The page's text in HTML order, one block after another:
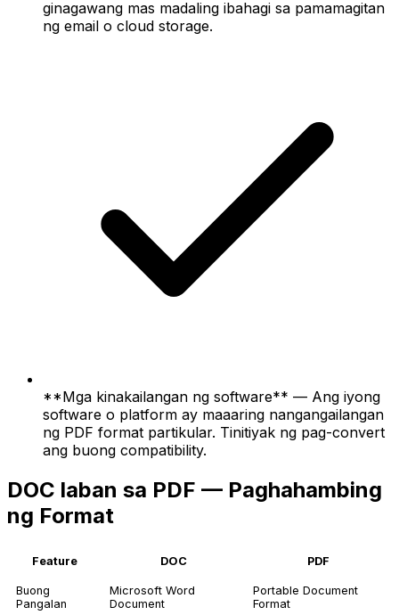
ginagawang mas madaling ibahagi sa pamamagitan
ng email o cloud storage.
**Mga kinakailangan ng software** — Ang iyong
software o platform ay maaaring nangangailangan
ng PDF format partikular. Tinitiyak ng pag-convert
ang buong compatibility.
DOC laban sa PDF — Paghahambing
ng Format
Feature DOC PDF
Buong
Pangalan
Microsoft Word
Document
Portable Document
Format